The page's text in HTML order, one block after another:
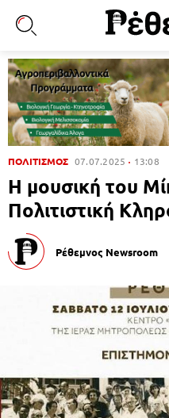
ΠΟΛΙΤΙΣΜΟΣ 07.07.2025 13:08
Η μουσική του
Πολιτιστική
Ρέθεμνος Newsroom